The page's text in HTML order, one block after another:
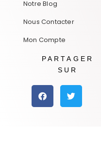
Notre Blog
Nous Contacter
Mon Compte
PARTAGER
SUR